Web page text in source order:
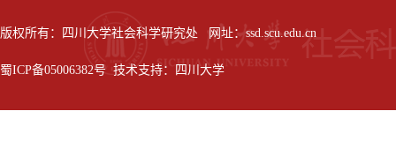
版权所有：四川大学社会科学研究处 网址：ssd.scu.edu.cn
蜀ICP备05006382号 技术支持：四川大学